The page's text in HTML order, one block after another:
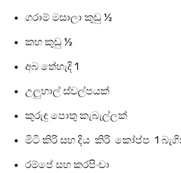
ගරාම් මසාලා කුඩු ½
කහ කුඩු ½
අබ තේහැදි 1
උලුහාල් ස්වල්පයක්
කුරුඳු පොතු කැබැල්ලක්
මිටි කිරි සහ දිය කිරි කෝප්ප 1
රම්පේ සහ කරපිංචා